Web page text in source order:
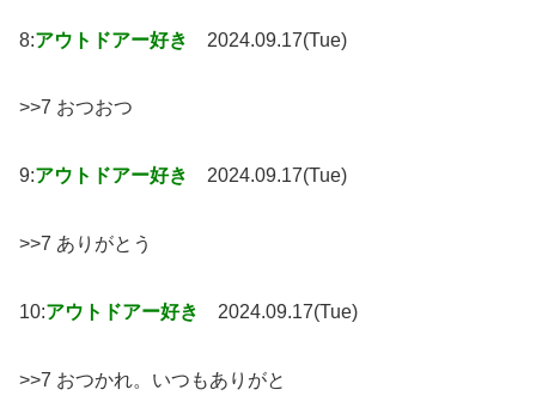
8:アウトドアー好き 2024.09.17(Tue)
>>7 おつおつ
9:アウトドアー好き 2024.09.17(Tue)
>>7 ありがとう
10:アウトドアー好き 2024.09.17(Tue)
>>7 おつかれ。いつもありがと